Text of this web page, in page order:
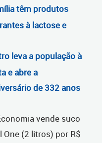
têm produtos
à lactose e
leva a população à
e abre a
de 332 anos
vende suco
One (2 litros) por R$